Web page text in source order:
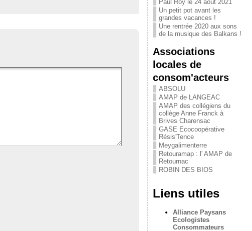
Paul Roy le 24 août 2021
Un petit pot avant les
grandes vacances !
Une rentrée 2020 aux sons
de la musique des Balkans !
Associations
locales de
consom'acteurs
ABSOLU
AMAP de LANGEAC
AMAP des collégiens du
collège Anne Franck à
Brives Charensac
GASE Ecocoopérative
Résis'Tence
Meygalimenterre
Retouramap : l' AMAP de
Retournac
ROBIN DES BIOS
Liens utiles
Alliance Paysans
Ecologistes
Consommateurs